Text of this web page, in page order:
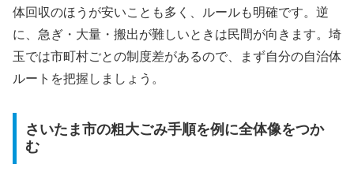
体回収のほうが安いことも多く、ルールも明確です。逆
に、急ぎ・大量・搬出が難しいときは民間が向きます。埼
玉では市町村ごとの制度差があるので、まず自分の自治体
ルートを把握しましょう。
さいたま市の粗大ごみ手順を例に全体像をつか
む